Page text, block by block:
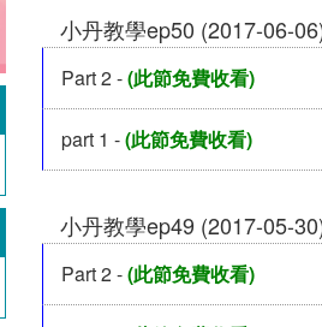
小丹教學ep50 (2017-06-
Part 2 -(此節免費收看)
part 1 -(此節免費收看)
小丹教學ep49 (2017-05-
Part 2 -(此節免費收看)